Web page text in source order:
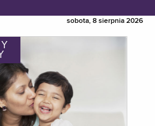
sobota, 8 sierpnia 2026